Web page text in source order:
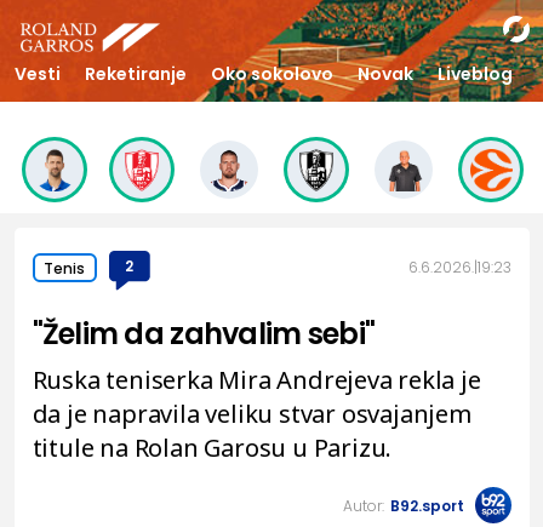
Vesti Reketiranje Oko sokolovo Novak Liveblog
Tenis 2 6.6.2026. 19:23
"Želim da zahvalim sebi"
Ruska teniserka Mira Andrejeva rekla je
da je napravila veliku stvar osvajanjem
titule na Rolan Garosu u Parizu.
Autor: B92.sport